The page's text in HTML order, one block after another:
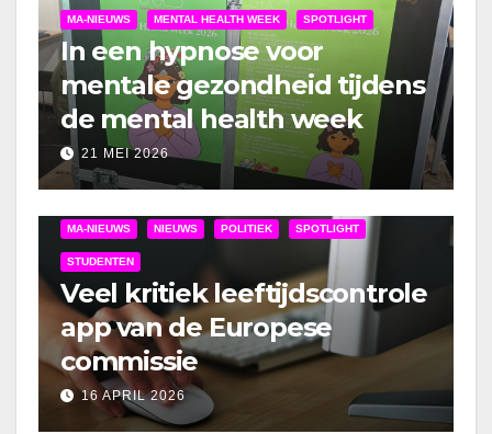
MA-NIEUWS MENTAL HEALTH WEEK SPOTLIGHT
In een hypnose voor
mentale gezondheid tijdens
de mental health week
21 MEI 2026
MA-NIEUWS NIEUWS POLITIEK SPOTLIGHT
STUDENTEN
Veel kritiek leeftijdscontrole
app van de Europese
commissie
16 APRIL 2026